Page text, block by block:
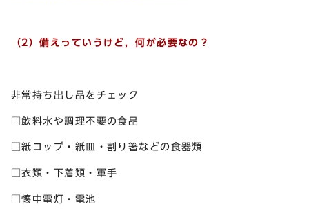
（2）備えっていうけど，何が必要なの？
非常持ち出し品をチェック
□飲料水や調理不要の食品
□紙コップ・紙皿・割り箸などの食器類
□衣類・下着類・軍手
□懐中電灯・電池